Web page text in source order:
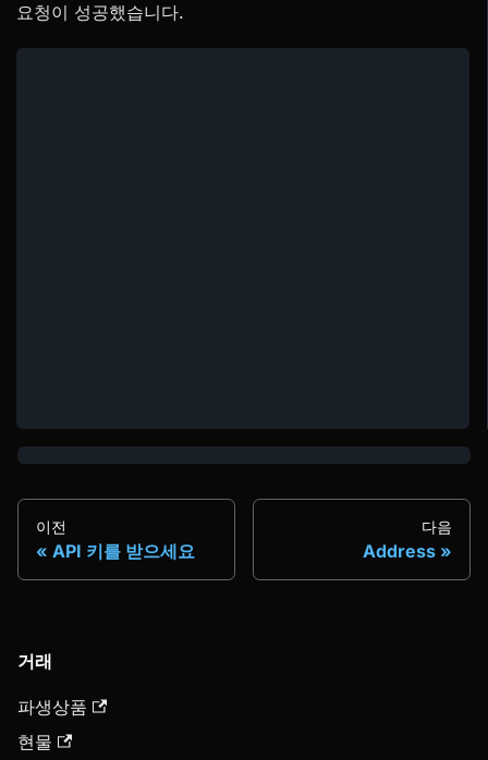
요청이 성공했습니다.
이전
API 키를 받으세요
다음
Address
거래
파생상품
현물